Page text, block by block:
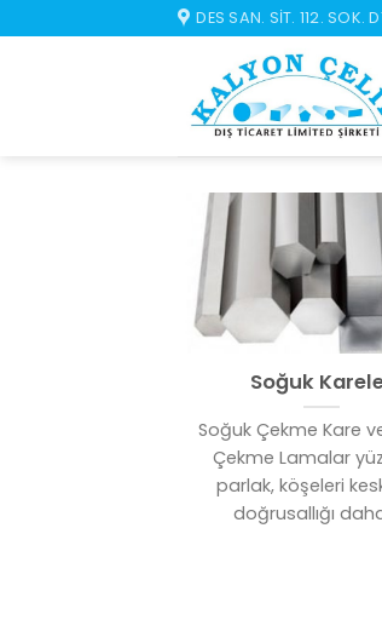
atla
DES SAN. SIT. 112. SOK.
Soğuk
Soğuk Çekme Kare
Çekme Lamalar
parlak, köşeleri
doğrusallığı